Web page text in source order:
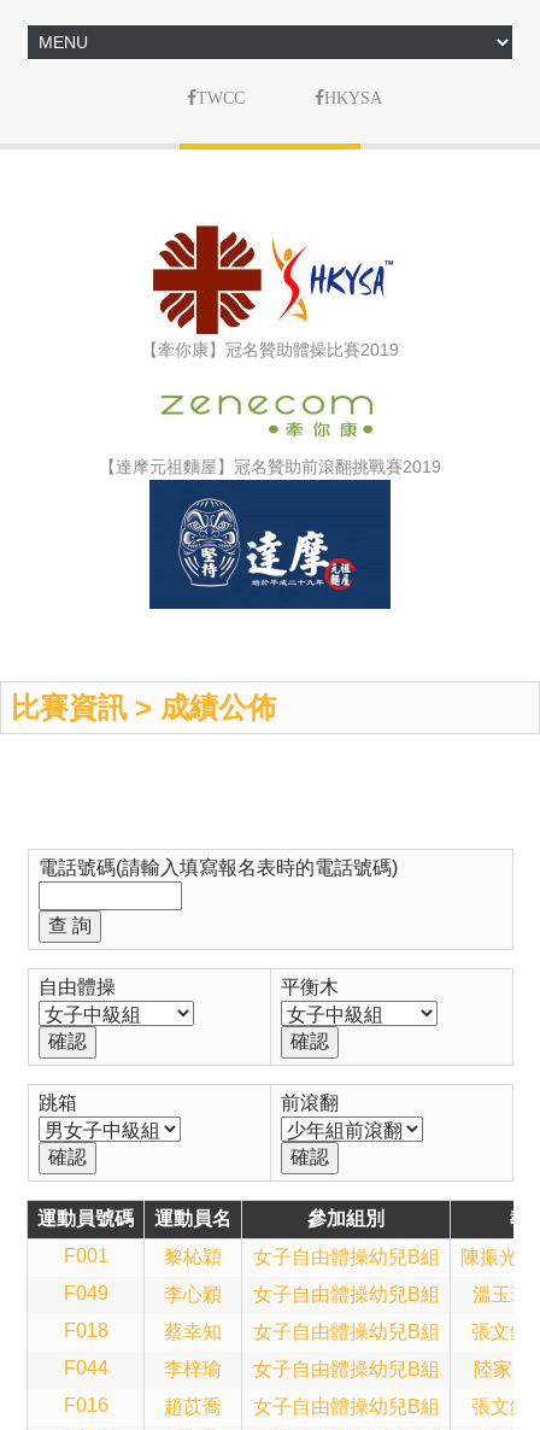
TWCC HKYSA
【牽你康】冠名贊助體操比賽2019
【達摩元祖麵屋】冠名贊助前滾翻挑戰賽2019
比賽資訊 > 成績公佈
電話號碼(請輸入填寫報名表時的電話號碼)
自由體操 平衡木
跳箱 前滾翻
運動員號碼 運動員名 參加組別
教
F001
黎杺穎 女子自由體操幼兒B組
陳振光
F049
李心穎 女子自由體操幼兒B組
溫玉珍
F018
蔡幸知 女子自由體操幼兒B組
張文鈞
F044
李梓瑜 女子自由體操幼兒B組
陸家輝
F016
趙苡喬 女子自由體操幼兒B組
張文鈞